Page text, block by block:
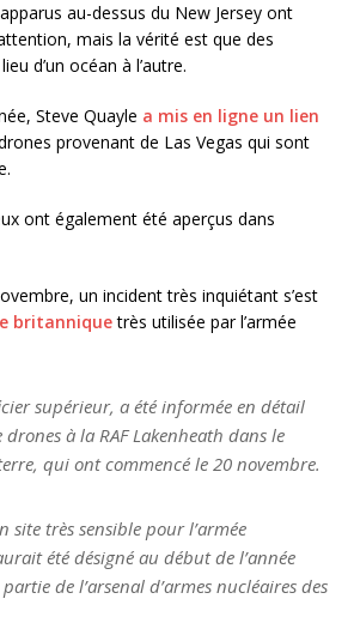
au-dessus du New Jersey ont
mais la vérité est que des
d’un océan à l’autre.
Steve Quayle a mis en ligne un lien
provenant de Las Vegas qui sont
ont également été aperçus dans
un incident très inquiétant s’est
britanniquetrès utilisée par l’armée
supérieur, a été informée en détail
à la RAF Lakenheath dans le
qui ont commencé le 20 novembre.
site très sensible pour l’armée
été désigné au début de l’année
de l’arsenal d’armes nucléaires des